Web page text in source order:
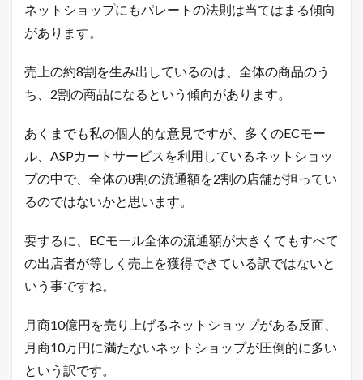
デ
イ
リ
ラ
キ
グ
2.2
フ
ー
ッ
ピ
ン
グ
筋
ラ
キ
ネットショップにもパレートの法則は当てはまる傾向
があります。
売上の約8割を生み出しているのは、全体の商品のう
ち、2割の商品になるという傾向があります。
あくまでも私の個人的な意見ですが、多くのECモー
ル、ASPカートサービスを利用しているネットショッ
プの中で、全体の8割の流通額を2割の店舗が担ってい
るのではないかと思います。
要するに、ECモール全体の流通額が大きくてもすべて
の出店者が等しく売上を獲得できている訳ではないと
いう事ですね。
月商10億円を売り上げるネットショップがある反面、
月商10万円に満たないネットショップが圧倒的に多い
という訳です。